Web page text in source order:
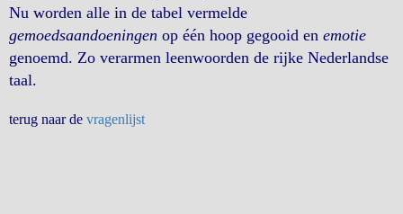
Nu worden alle in de tabel vermelde
gemoedsaandoeningen op één hoop gegooid en emotie
genoemd. Zo verarmen leenwoorden de rijke Nederlandse
taal.
terug naar de vragenlijst